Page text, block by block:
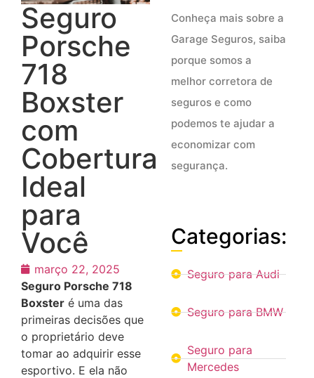
Seguro
Porsche
718
Boxster
com
Cobertura
Ideal
para
Você
março 22, 2025
Seguro Porsche 718
Boxster é uma das
primeiras decisões que
o proprietário deve
tomar ao adquirir esse
esportivo. E ela não
Conheça mais sobre a
Garage Seguros, saiba
porque somos a
melhor corretora de
seguros e como
podemos te ajudar a
economizar com
segurança.
Categorias:
Seguro para Audi
Seguro para BMW
Seguro para
Mercedes